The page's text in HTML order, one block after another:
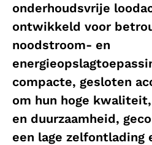
onderhoudsvrije
ontwikkeld voor
noodstroom- en
compacte, gesloten
om hun hoge
en duurzaamheid,
een lage zelfontlading